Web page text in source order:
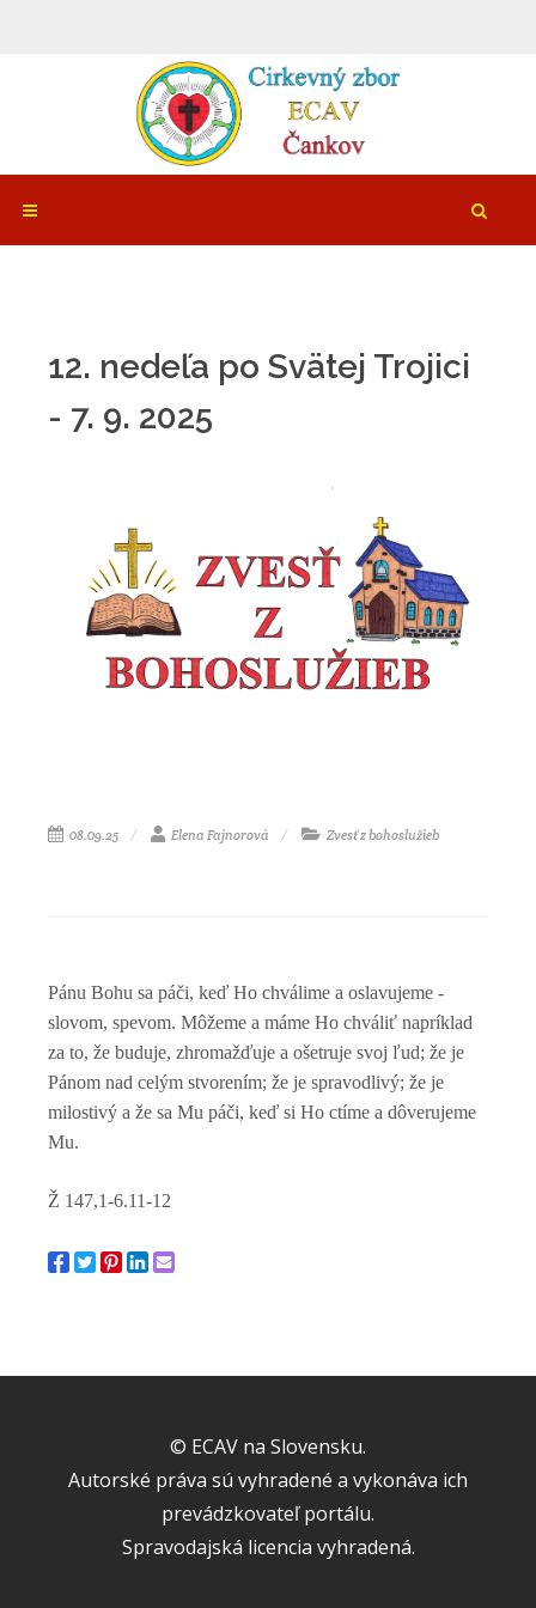
12. nedeľa po Svätej Trojici
- 7. 9. 2025
08.09.25 Elena Fajnorová Zvesť z bohoslužieb
Pánu Bohu sa páči, keď Ho chválime a oslavujeme -
slovom, spevom. Môžeme a máme Ho chváliť napríklad
za to, že buduje, zhromažďuje a ošetruje svoj ľud; že je
Pánom nad celým stvorením; že je spravodlivý; že je
milostivý a že sa Mu páči, keď si Ho ctíme a dôverujeme
Mu.
Ž 147,1-6.11-12
© ECAV na Slovensku.
Autorské práva sú vyhradené a vykonáva ich
prevádzkovateľ portálu.
Spravodajská licencia vyhradená.